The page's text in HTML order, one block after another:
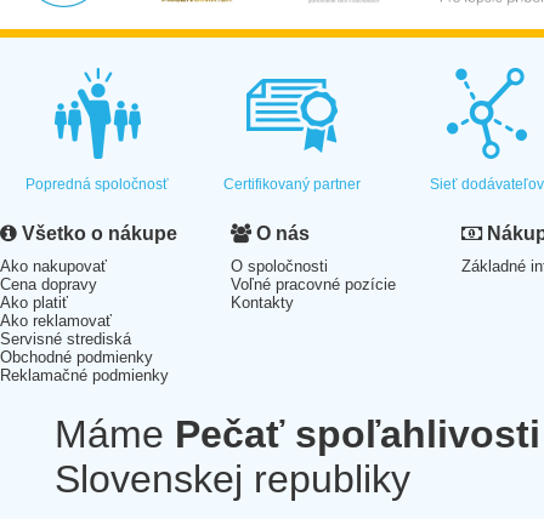
Popredná spoločnosť Certifikovaný partner Sieť dodávateľov
Všetko o nákupe
Ako nakupovať
Cena dopravy
Ako platiť
Ako reklamovať
Servisné strediská
Obchodné podmienky
Reklamačné podmienky
O nás
O spoločnosti
Voľné pracovné pozície
Kontakty
Základné
Máme Pečať spoľahlivosti
Slovenskej republiky